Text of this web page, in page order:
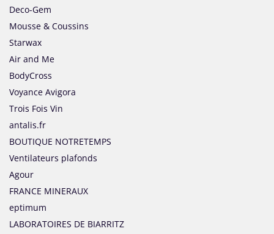
Deco-Gem
Mousse & Coussins
Starwax
Air and Me
BodyCross
Voyance Avigora
Trois Fois Vin
antalis.fr
BOUTIQUE NOTRETEMPS
Ventilateurs plafonds
Agour
FRANCE MINERAUX
eptimum
LABORATOIRES DE BIARRITZ